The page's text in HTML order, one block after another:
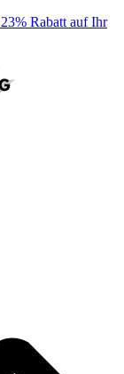
Rabatt auf Ihr